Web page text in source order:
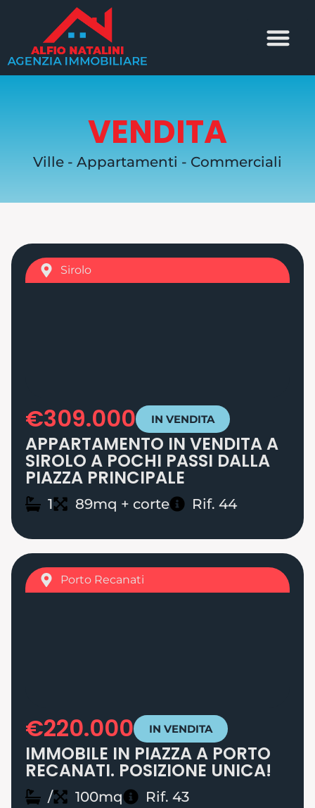
VENDITA
Ville - Appartamenti - Commerciali
Sirolo
€309.000 IN VENDITA
APPARTAMENTO IN VENDITA A
SIROLO A POCHI PASSI DALLA
PIAZZA PRINCIPALE
1 89mq + corte Rif. 44
Porto Recanati
€220.000 IN VENDITA
IMMOBILE IN PIAZZA A PORTO
RECANATI. POSIZIONE UNICA!
/ 100mq Rif. 43